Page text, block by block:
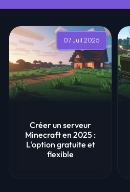
07 Juil 2025
Créer un serveur
Minecraft en 2025 :
L'option gratuite et
flexible